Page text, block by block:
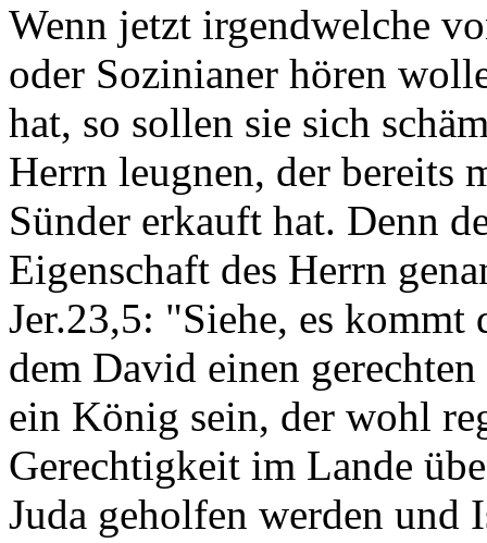
Wenn jetzt irgendwelche
oder Sozinianer hören
hat, so sollen sie sich
Herrn leugnen, der bereits
Sünder erkauft hat. Denn
Eigenschaft des Herrn
Jer.23,5: "Siehe, es
dem David einen
ein König sein, der wohl
Gerechtigkeit im Lande
Juda geholfen werden und